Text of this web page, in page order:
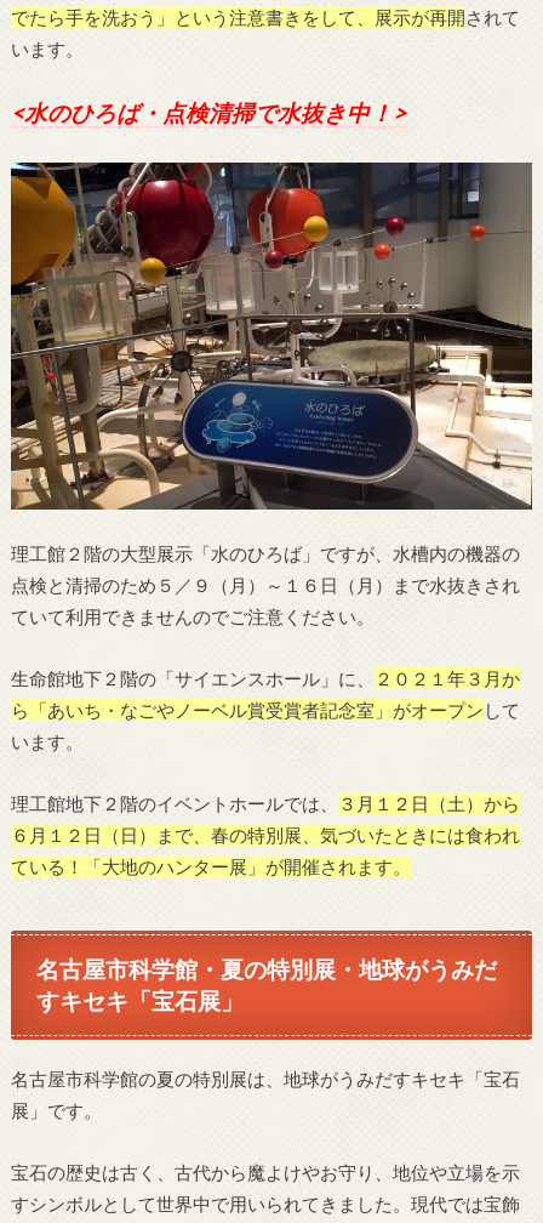
でたら手を洗おう」という注意書きをして、展示が再開されて
います。
<水のひろば・点検清掃で水抜き中！>
理工館２階の大型展示「水のひろば」ですが、水槽内の機器の
点検と清掃のため５／９（月）～１６日（月）まで水抜きされ
ていて利用できませんのでご注意ください。
生命館地下２階の「サイエンスホール」に、
２０２１年３月か
ら「あいち・なごやノーベル賞受賞者記念室」がオープン して
います。
理工館地下２階のイベントホールでは、
３月１２日（土）から
６月１２日（日）まで、春の特別展、気づいたときには食われ
ている！「大地のハンター展」が開催されます。
名古屋市科学館・夏の特別展・地球がうみだ
すキセキ「宝石展」
名古屋市科学館の夏の特別展は、地球がうみだすキセキ「宝石
展」です。
宝石の歴史は古く、古代から魔よけやお守り、地位や立場を示
すシンボルとして世界中で用いられてきました。現代では宝飾